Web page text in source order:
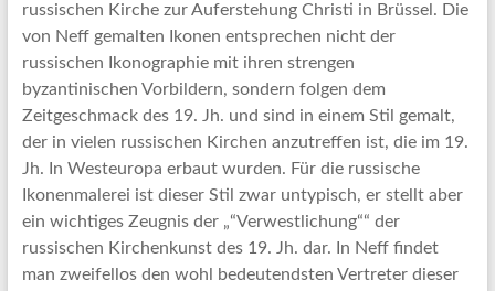
russischen Kirche zur Auferstehung Christi in Brüssel. Die
von Neff gemalten Ikonen entsprechen nicht der
russischen Ikonographie mit ihren strengen
byzantinischen Vorbildern, sondern folgen dem
Zeitgeschmack des 19. Jh. und sind in einem Stil gemalt,
der in vielen russischen Kirchen anzutreffen ist, die im 19.
Jh. In Westeuropa erbaut wurden. Für die russische
Ikonenmalerei ist dieser Stil zwar untypisch, er stellt aber
ein wichtiges Zeugnis der „“Verwestlichung““ der
russischen Kirchenkunst des 19. Jh. dar. In Neff findet
man zweifellos den wohl bedeutendsten Vertreter dieser